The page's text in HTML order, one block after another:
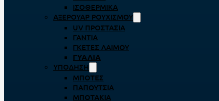
ΙΣΟΘΕΡΜΙΚΆ
ΑΞΕΡΟΥΆΡ ΡΟΥΧΙΣΜΟΎ
UV ΠΡΟΣΤΑΣΊΑ
ΓΆΝΤΙΑ
ΓΚΈΤΕΣ ΛΑΊΜΟΥ
ΓΥΑΛΙΆ
ΥΠΌΔΗΣΗ
ΜΠΌΤΕΣ
ΠΑΠΟΎΤΣΙΑ
ΜΠΟΤΆΚΙΑ